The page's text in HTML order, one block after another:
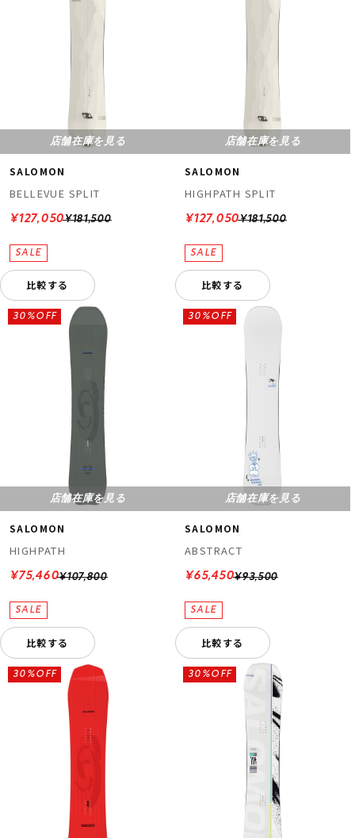
店舗在庫を見る
SALOMON
BELLEVUE SPLIT
¥181,500
¥127,050
比較する
店舗在庫を見る
SALOMON
HIGHPATH SPLIT
¥181,500
¥127,050
比較する
店舗在庫を見る
SALOMON
HIGHPATH
¥107,800
30%OFF
¥75,460
比較する
店舗在庫を見る
SALOMON
ABSTRACT
¥93,500
30%OFF
¥65,450
比較する
30%OFF 30%OFF